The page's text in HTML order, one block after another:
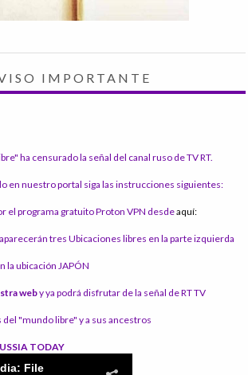
IMPORTANTE
ha censurado la señal del canal ruso de TV RT.
en nuestro portal siga las instrucciones siguientes:
el programa gratuito Proton VPN desdeaquí:
tres Ubicaciones libres en la parte izquierda
la ubicación JAPÓN
weby ya podrá disfrutar de la señal de RT TV
del "mundo libre" y a sus ancestros
TODAY